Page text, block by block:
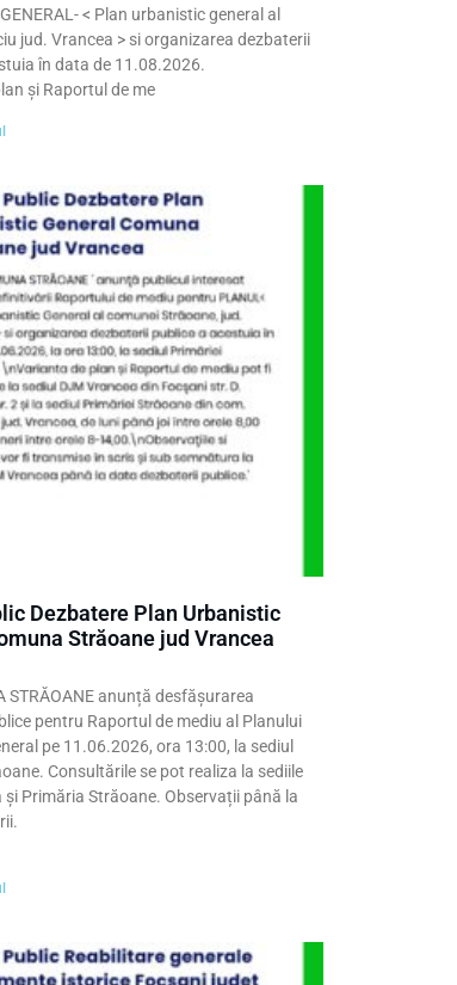
< Plan urbanistic general al
jud. Vrancea > si organizarea dezbaterii
în data de 11.08.2026.
și Raportul de me
Dezbatere Plan Urbanistic
Străoane jud Vrancea
STRĂOANE anunță desfășurarea
pentru Raportul de mediu al Planului
pe 11.06.2026, ora 13:00, la sediul
Consultările se pot realiza la sediile
și Primăria Străoane. Observații până la